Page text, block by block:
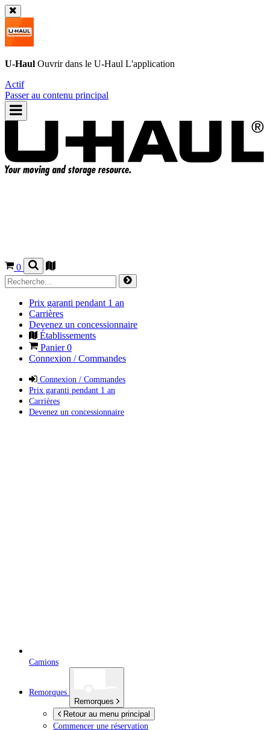
U-Haul Ouvrir dans le U-Haul L'application
Actif
Passer au contenu principal
0
Prix garanti pendant 1 an
Carrières
Devenez un concessionnaire
Établissements
Panier0
Connexion / Commandes
Connexion / Commandes
Prix garanti pendant 1 an
Carrières
Devenez un concessionnaire
Camions
Remorques
Remorques
Retour au menu principal
Commencer une réservation